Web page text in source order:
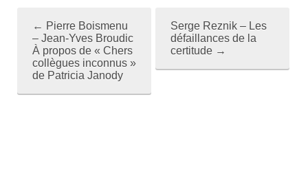
← Pierre Boismenu
– Jean-Yves Broudic
À propos de « Chers
collègues inconnus »
de Patricia Janody
Serge Reznik – Les
défaillances de la
certitude →